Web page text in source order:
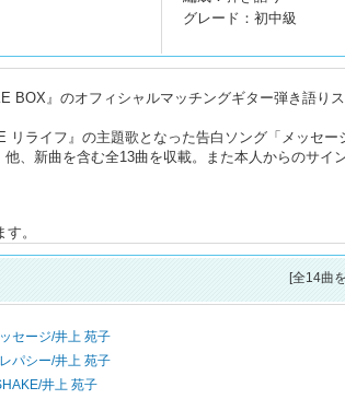
グレード：初中級
BOX』のオフィシャルマッチングギター弾き語り
リライフ』の主題歌となった告白ソング「メッセー
、新曲を含む全13曲を収載。また本人からのサイ
。
[全14曲
セージ/井上 苑子
パシー/井上 苑子
井上 苑子